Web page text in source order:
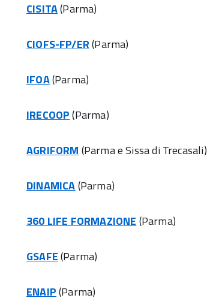
CISITA(Parma)
CIOFS-FP/ER(Parma)
IFOA(Parma)
IRECOOP(Parma)
AGRIFORM(Parma e Sissa di Trecasali)
DINAMICA(Parma)
360 LIFE FORMAZIONE(Parma)
GSAFE(Parma)
ENAIP(Parma)